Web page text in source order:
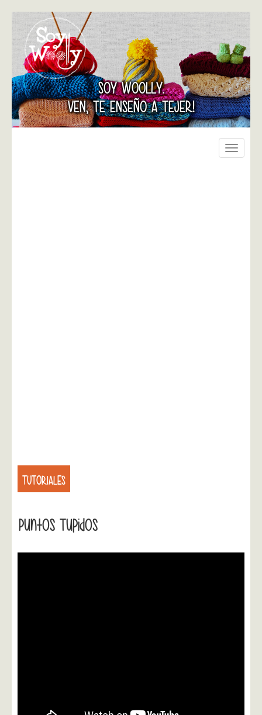
SOY WOOLLY.
VEN, TE ENSEÑO A TEJER!
Toggle
TUTORIALES
Puntos Tupidos